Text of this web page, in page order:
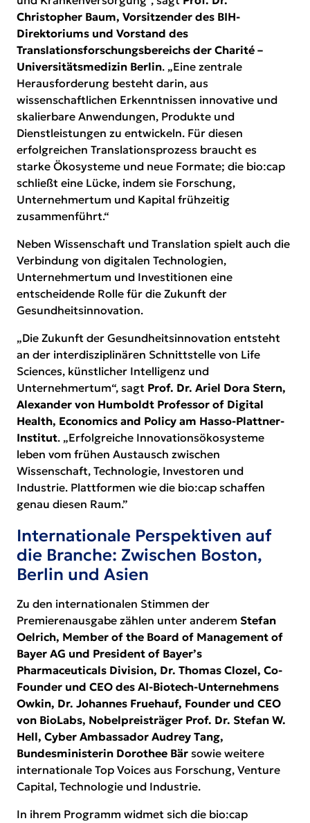
Christopher Baum, Vorsitzender des BIH-
Direktoriums und Vorstand des
Translationsforschungsbereichs der Charité –
Universitätsmedizin Berlin. „Eine zentrale
Herausforderung besteht darin, aus
wissenschaftlichen Erkenntnissen innovative und
skalierbare Anwendungen, Produkte und
Dienstleistungen zu entwickeln. Für diesen
erfolgreichen Translationsprozess braucht es
starke Ökosysteme und neue Formate; die bio:cap
schließt eine Lücke, indem sie Forschung,
Unternehmertum und Kapital frühzeitig
zusammenführt.“
Neben Wissenschaft und Translation spielt auch die
Verbindung von digitalen Technologien,
Unternehmertum und Investitionen eine
entscheidende Rolle für die Zukunft der
Gesundheitsinnovation.
„Die Zukunft der Gesundheitsinnovation entsteht
an der interdisziplinären Schnittstelle von Life
Sciences, künstlicher Intelligenz und
Unternehmertum“, sagt Prof. Dr. Ariel Dora Stern,
Alexander von Humboldt Professor of Digital
Health, Economics and Policy am Hasso-Plattner-
Institut. „Erfolgreiche Innovationsökosysteme
leben vom frühen Austausch zwischen
Wissenschaft, Technologie, Investoren und
Industrie. Plattformen wie die bio:cap schaffen
genau diesen Raum.”
Internationale Perspektiven auf
die Branche: Zwischen Boston,
Berlin und Asien
Zu den internationalen Stimmen der
Premierenausgabe zählen unter anderem Stefan
Oelrich, Member of the Board of Management of
Bayer AG und President of Bayer’s
Pharmaceuticals Division, Dr. Thomas Clozel, Co-
Founder und CEO des AI-Biotech-Unternehmens
Owkin, Dr. Johannes Fruehauf, Founder und CEO
von BioLabs, Nobelpreisträger Prof. Dr. Stefan W.
Hell, Cyber Ambassador Audrey Tang,
Bundesministerin Dorothee Bär sowie weitere
internationale Top Voices aus Forschung, Venture
Capital, Technologie und Industrie.
In ihrem Programm widmet sich die bio:cap